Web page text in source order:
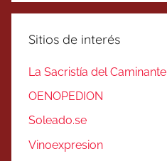
Sitios de interés
La Sacristía del Caminante
OENOPEDION
Soleado.se
Vinoexpresion